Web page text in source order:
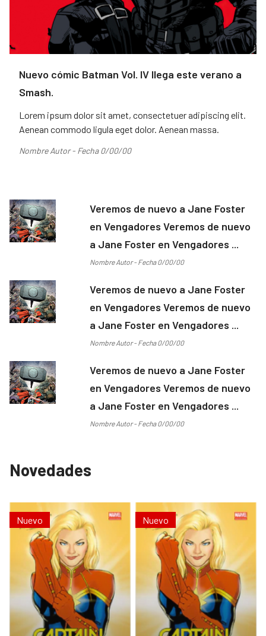
Nuevo cómic Batman Vol. IV llega este verano a
Smash.
Lorem ipsum dolor sit amet, consectetuer adipiscing elit.
Aenean commodo ligula eget dolor. Aenean massa.
Nombre Autor - Fecha 0/00/00
Veremos de nuevo a Jane Foster
en Vengadores Veremos de nuevo
a Jane Foster en Vengadores ...
Nombre Autor - Fecha 0/00/00
Veremos de nuevo a Jane Foster
en Vengadores Veremos de nuevo
a Jane Foster en Vengadores ...
Nombre Autor - Fecha 0/00/00
Veremos de nuevo a Jane Foster
en Vengadores Veremos de nuevo
a Jane Foster en Vengadores ...
Nombre Autor - Fecha 0/00/00
Novedades
Nuevo Nuevo